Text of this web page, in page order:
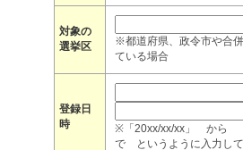
対象の
選挙区
※都道府県、政令市や合
ている場合
登録日
時
※「20xx/xx/xx」 から
で というように入力して